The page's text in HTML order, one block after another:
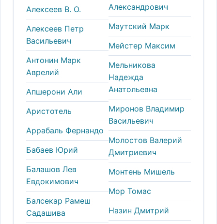
Алексеев В. О.
Алексеев Петр
Васильевич
Антонин Марк
Аврелий
Апшерони Али
Аристотель
Аррабаль Фернандо
Бабаев Юрий
Балашов Лев
Евдокимович
Балсекар Рамеш
Садашива
Александрович
Маутский Марк
Мейстер Максим
Мельникова
Надежда
Анатольевна
Миронов Владимир
Васильевич
Молостов Валерий
Дмитриевич
Монтень Мишель
Мор Томас
Назин Дмитрий